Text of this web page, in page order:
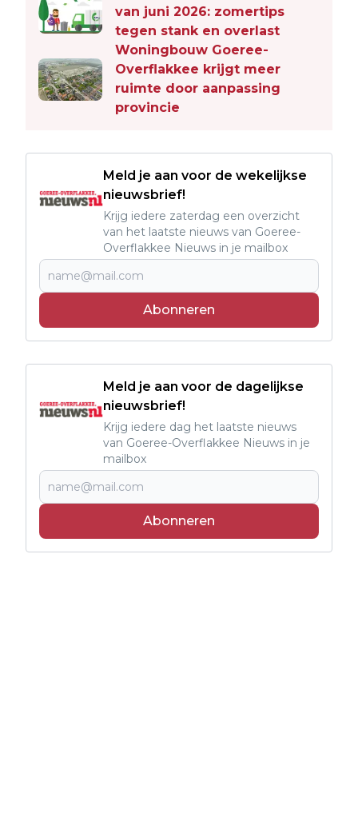
van juni 2026: zomertips
tegen stank en overlast
Woningbouw Goeree-
Overflakkee krijgt meer
ruimte door aanpassing
provincie
Meld je aan voor de wekelijkse
nieuwsbrief!
Krijg iedere zaterdag een overzicht
van het laatste nieuws van Goeree-
Overflakkee Nieuws in je mailbox
Abonneren
Meld je aan voor de dagelijkse
nieuwsbrief!
Krijg iedere dag het laatste nieuws
van Goeree-Overflakkee Nieuws in je
mailbox
Abonneren